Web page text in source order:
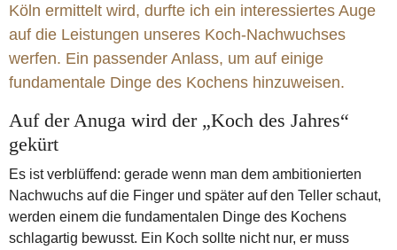
Köln ermittelt wird, durfte ich ein interessiertes Auge
auf die Leistungen unseres Koch-Nachwuchses
werfen. Ein passender Anlass, um auf einige
fundamentale Dinge des Kochens hinzuweisen.
Auf der Anuga wird der „Koch des Jahres“
gekürt
Es ist verblüffend: gerade wenn man dem ambitionierten
Nachwuchs auf die Finger und später auf den Teller schaut,
werden einem die fundamentalen Dinge des Kochens
schlagartig bewusst. Ein Koch sollte nicht nur, er muss